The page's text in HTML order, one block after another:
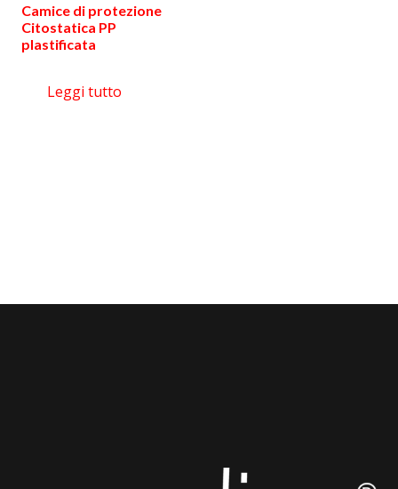
Camice di protezione
Citostatica PP
plastificata
Leggi tutto